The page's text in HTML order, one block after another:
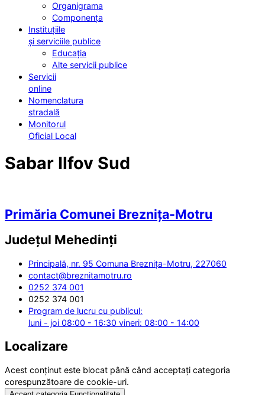
Organigrama
Componența
Instituțiile
și serviciile publice
Educația
Alte servicii publice
Servicii
online
Nomenclatura
stradală
Monitorul
Oficial Local
Sabar Ilfov Sud
Primăria Comunei Breznița-Motru
Județul Mehedinți
Principală, nr. 95 Comuna Breznița-Motru, 227060
contact@breznitamotru.ro
0252 374 001
0252 374 001
Program de lucru cu publicul:
luni - joi 08:00 - 16:30 vineri: 08:00 - 14:00
Localizare
Acest conținut este blocat până când acceptați categoria
corespunzătoare de cookie-uri.